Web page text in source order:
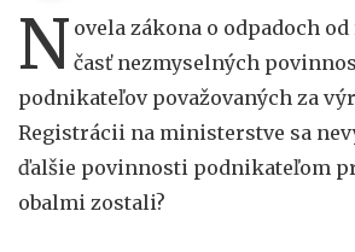
N ovela zákona o odpadoch
časť nezmyselných
podnikateľov považovaných za
Registrácii na ministerstve sa
ďalšie povinnosti podnikateľom
obalmi zostali?